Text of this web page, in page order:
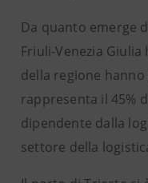
Da quanto emerge
Friuli-Venezia
della regione
rappresenta il 45%
dipendente dalla
settore della